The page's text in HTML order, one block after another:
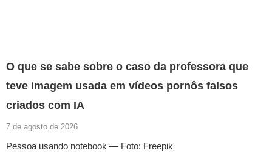
O que se sabe sobre o caso da professora que
teve imagem usada em vídeos pornôs falsos
criados com IA
7 de agosto de 2026
Pessoa usando notebook — Foto: Freepik